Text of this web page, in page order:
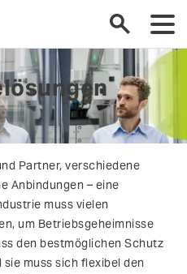
Partner, verschiedene
Anbindungen – eine
muss vielen
um Betriebsgeheimnisse
den bestmöglichen Schutz
muss sich flexibel den